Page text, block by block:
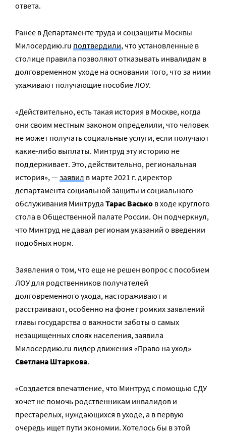
ответа.
Ранее в Департаменте труда и соцзащиты Москвы
Милосердию.ru подтвердили, что установленные в
столице правила позволяют отказывать инвалидам в
долговременном уходе на основании того, что за ними
ухаживают получающие пособие ЛОУ.
«Действительно, есть такая история в Москве, когда
они своим местным законом определили, что человек
не может получать социальные услуги, если получают
какие-либо выплаты. Минтруд эту историю не
поддерживает. Это, действительно, региональная
история», —заявил в марте 2021 г. директор
департамента социальной защиты и социального
обслуживания Минтруда Тарас Васько в ходе круглого
стола в Общественной палате России. Он подчеркнул,
что Минтруд не давал регионам указаний о введении
подобных норм.
Заявления о том, что еще не решен вопрос с пособием
ЛОУ для родственников получателей
долговременного ухода, настораживают и
расстраивают, особенно на фоне громких заявлений
главы государства о важности заботы о самых
незащищенных слоях населения, заявила
Милосердию.ru лидер движения «Право на уход»
Светлана Штаркова.
«Создается впечатление, что Минтруд с помощью СДУ
хочет не помочь родственникам инвалидов и
престарелых, нуждающихся в уходе, а в первую
очередь ищет пути экономии. Хотелось бы в этой